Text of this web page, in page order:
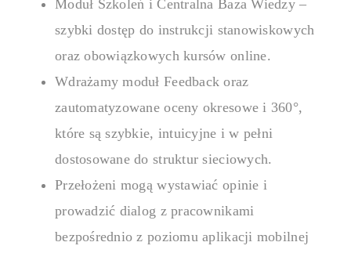
rozwojowe.
Onboarding
Onboarding
osiągnięcia pełnej
Moduł Szkoleń i Centralna Baza Wiedzy –
szybki dostęp do instrukcji stanowiskowych
oraz obowiązkowych kursów online.
Wdrażamy moduł Feedback oraz
zautomatyzowane oceny okresowe i 360°,
które są szybkie, intuicyjne i w pełni
dostosowane do struktur sieciowych.
Przełożeni mogą wystawiać opinie i
prowadzić dialog z pracownikami
bezpośrednio z poziomu aplikacji mobilnej